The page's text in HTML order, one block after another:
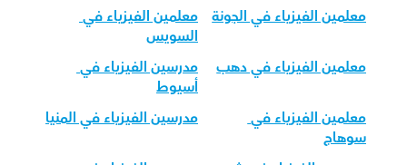
معلمين الفيزياء في الجونة
معلمين الفيزياء في
السويس
معلمين الفيزياء في دهب
مدرسين الفيزياء في
أسيوط
معلمين الفيزياء في
سوهاج
مدرسين الفيزياء في المنيا